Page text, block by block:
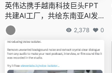
英伟达携手越南科技巨头FPT
共建AI工厂，共绘东南亚AI发
展蓝图
2,378 0